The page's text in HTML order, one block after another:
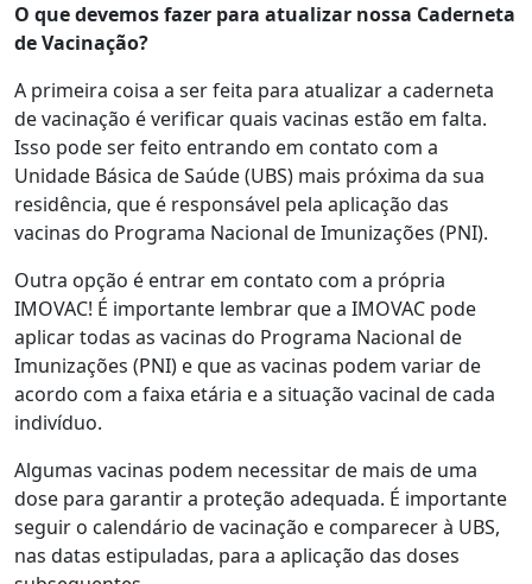
O que devemos fazer para atualizar nossa Caderneta
de Vacinação?
A primeira coisa a ser feita para atualizar a caderneta
de vacinação é verificar quais vacinas estão em falta.
Isso pode ser feito entrando em contato com a
Unidade Básica de Saúde (UBS) mais próxima da sua
residência, que é responsável pela aplicação das
vacinas do Programa Nacional de Imunizações (PNI).
Outra opção é entrar em contato com a própria
IMOVAC! É importante lembrar que a IMOVAC pode
aplicar todas as vacinas do Programa Nacional de
Imunizações (PNI) e que as vacinas podem variar de
acordo com a faixa etária e a situação vacinal de cada
indivíduo.
Algumas vacinas podem necessitar de mais de uma
dose para garantir a proteção adequada. É importante
seguir o calendário de vacinação e comparecer à UBS,
nas datas estipuladas, para a aplicação das doses